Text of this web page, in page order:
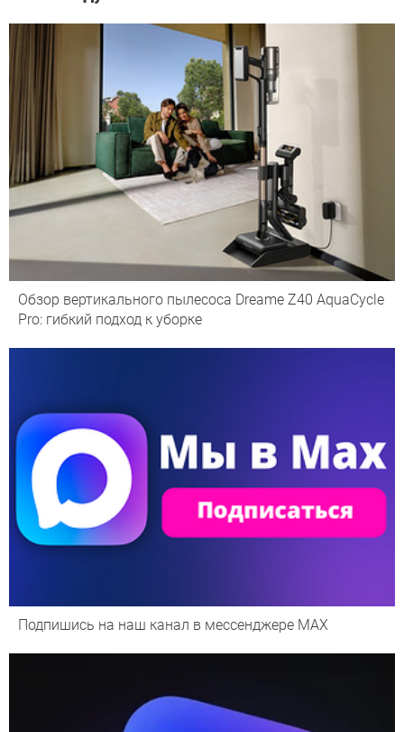
Обзор вертикального пылесоса Dreame Z40 AquaCycle
Pro: гибкий подход к уборке
Подпишись на наш канал в мессенджере МАХ